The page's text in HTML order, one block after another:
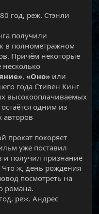
год, реж. Стэнли
получили
в полнометражном
Причём некоторые
, «Оно» или
года Стивен Кинг
высокооплачиваемых
одним из
прокат покоряет
уже поставил
и получил признание
Что ж, день рождения
посмотреть на
романа.
реж. Андрес